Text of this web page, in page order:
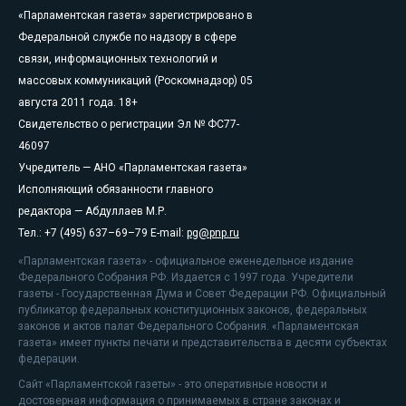
«Парламентская газета» зарегистрировано в
Федеральной службе по надзору в сфере
связи, информационных технологий и
массовых коммуникаций (Роскомнадзор) 05
августа 2011 года. 18+
Свидетельство о регистрации Эл № ФС77-
46097
Учредитель — АНО «Парламентская газета»
Исполняющий обязанности главного
редактора — Абдуллаев М.Р.
Тел.: +7 (495) 637–69–79 E-mail: pg@pnp.ru
«Парламентская газета» - официальное еженедельное издание
Федерального Собрания РФ. Издается с 1997 года. Учредители
газеты - Государственная Дума и Совет Федерации РФ. Официальный
публикатор федеральных конституционных законов, федеральных
законов и актов палат Федерального Собрания. «Парламентская
газета» имеет пункты печати и представительства в десяти субъектах
федерации.
Сайт «Парламентской газеты» - это оперативные новости и
достоверная информация о принимаемых в стране законах и